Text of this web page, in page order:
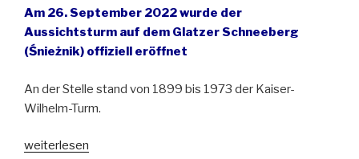
Am 26. September 2022 wurde der
Aussichtsturm auf dem Glatzer Schneeberg
(Śnieżnik) offiziell eröffnet
An der Stelle stand von 1899 bis 1973 der Kaiser-
Wilhelm-Turm.
„Neuer
weiterlesen